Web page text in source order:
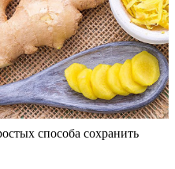
способа сохранить